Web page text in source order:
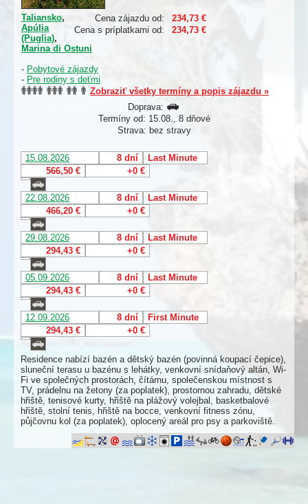
Cena zájazdu od:
234,73 €
Cena s príplatkami od:
234,73 €
Taliansko,
Apúlia
(Puglia),
Marina di Ostuni
- Pobytové zájazdy
- Pre rodiny s deťmi
Zobraziť všetky termíny a popis zájazdu »
Doprava:
Termíny od: 15.08., 8 dňové
Strava: bez stravy
15.08.2026 8 dní
Last Minute
566,50 €
+0 €
22.08.2026 8 dní
Last Minute
466,20 €
+0 €
29.08.2026 8 dní
Last Minute
294,43 €
+0 €
05.09.2026 8 dní
Last Minute
294,43 €
+0 €
12.09.2026 8 dní
First Minute
294,43 €
+0 €
Residence nabízí bazén a dětský bazén (povinná koupací čepice),
sluneční terasu u bazénu s lehátky, venkovní snídaňový altán, Wi-
Fi ve společných prostorách, čítárnu, společenskou místnost s
TV, prádelnu na žetony (za poplatek), prostornou zahradu, dětské
hřiště, tenisové kurty, hřiště na plážový volejbal, basketbalové
hřiště, stolní tenis, hřiště na bocce, venkovní fitness zónu,
půjčovnu kol (za poplatek), oplocený areál pro psy a parkoviště.